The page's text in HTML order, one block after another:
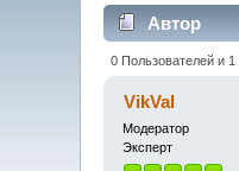
Автор
0 Пользователей и 1
VikVal
Модератор
Эксперт